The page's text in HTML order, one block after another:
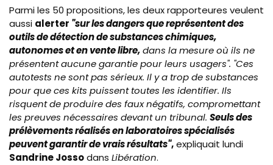
Parmi les 50 propositions, les deux rapporteures veulent
aussi alerter "sur les dangers que représentent des
outils de détection de substances chimiques,
autonomes et en vente libre,dans la mesure où ils ne
présentent aucune garantie pour leurs usagers". "Ces
autotests ne sont pas sérieux. Il y a trop de substances
pour que ces kits puissent toutes les identifier. Ils
risquent de produire des faux négatifs, compromettant
les preuves nécessaires devant un tribunal. Seuls des
prélèvements réalisés en laboratoires spécialisés
peuvent garantir de vrais résultats",expliquait lundi
Sandrine Jossodans Libération.